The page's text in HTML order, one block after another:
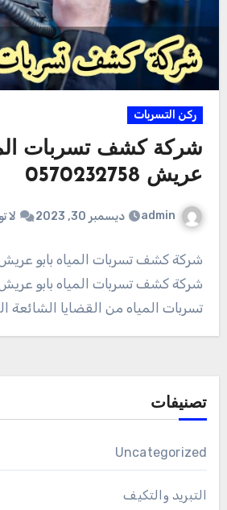
ركن التسربات
شركة كشف تسربات
عريش 0570232758
admin ديسمبر 30, 2023 لا
شركة كشف تسربات المياه بابو
تسربات المياه من القضايا الشائعة
تصنيفات
Uncategorized
التبريد والتكيف